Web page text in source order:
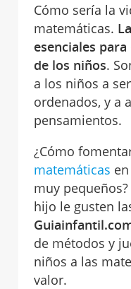
Cómo sería la
matemáticas.
esenciales
de los niños.
a los niños a
ordenados, y a
pensamientos.
¿Cómo
matemáticas
muy
hijo le gusten
de métodos y
niños a las
valor.